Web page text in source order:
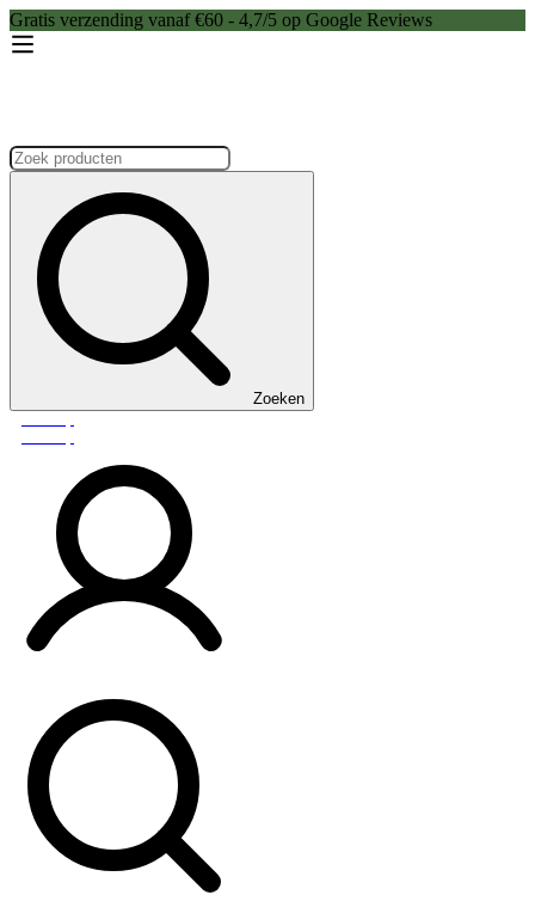
Gratis verzending vanaf €60 - 4,7/5 op Google Reviews
Zoeken:
Zoeken